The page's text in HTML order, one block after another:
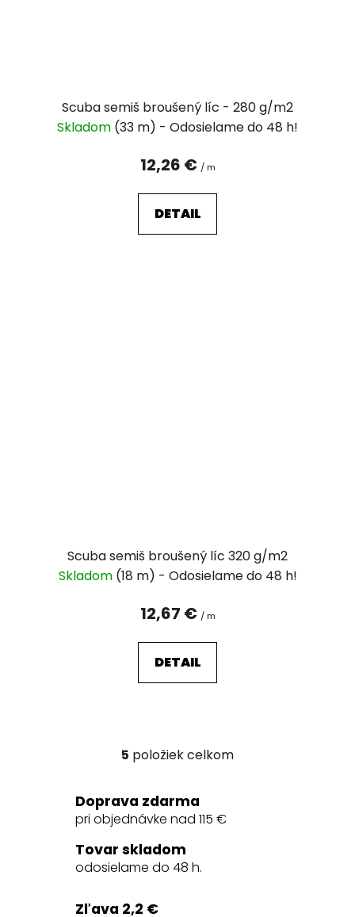
Scuba semiš broušený líc - 280 g/m2
Skladom (33 m)
12,26 € / m
DETAIL
Scuba semiš broušený líc 320 g/m2
Skladom (18 m)
12,67 € / m
DETAIL
O
l
á
a
c
5 položiek celkom
Doprava zdarma
pri objednávke nad 115 €
Tovar skladom
odosielame do 48 h.
Zľava 2,2 €